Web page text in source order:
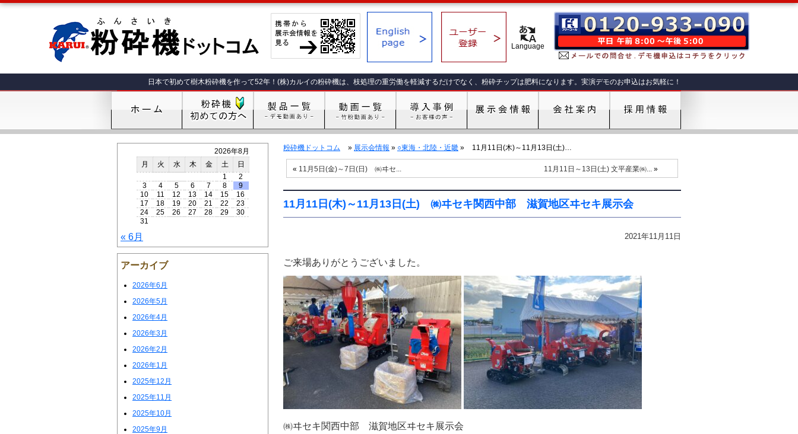
日本で初めて樹木粉砕機を作って52年！(株)カルイの粉砕機は、枝処理の重労働を軽減するだけでなく、粉砕チップは肥料になります。実演デモのお申込はお気軽に！
2026年8月
月
火 水 木 金 土
日
1
2
3
4 5 6 7 8
9
10
11 12 13 14 15
16
17
18 19 20 21 22
23
24
25 26 27 28 29
30
31
« 6月
アーカイブ
2026年6月
2026年5月
2026年4月
2026年3月
2026年2月
2026年1月
2025年12月
2025年11月
2025年10月
2025年9月
粉砕機ドットコム » 展示会情報 » ○東海・北陸・近畿 » 11月11日(木)～11月13日(土)…
« 11月5日(金)～7日(日) ㈱ヰセ... 11月11日～13日(土) 文平産業㈱... »
11月11日(木)～11月13日(土) ㈱ヰセキ関西中部 滋賀地区ヰセキ展示会
2021年11月11日
ご来場ありがとうございました。
㈱ヰセキ関西中部 滋賀地区ヰセキ展示会